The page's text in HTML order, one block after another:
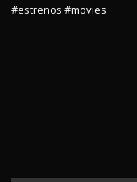
#estrenos #movies